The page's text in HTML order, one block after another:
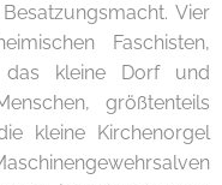
Vier
Faschisten,
das kleine Dorf und
größtenteils
kleine Kirchenorgel